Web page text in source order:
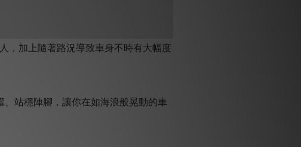
，加上隨著路況導致車身不時有大幅度
站穩陣腳，讓你在如海浪般晃動的車